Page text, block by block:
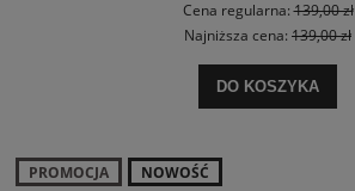
Cena regularna:139,00 zł
Najniższa cena: 139,00 zł
DO KOSZYKA
PROMOCJA NOWOŚĆ